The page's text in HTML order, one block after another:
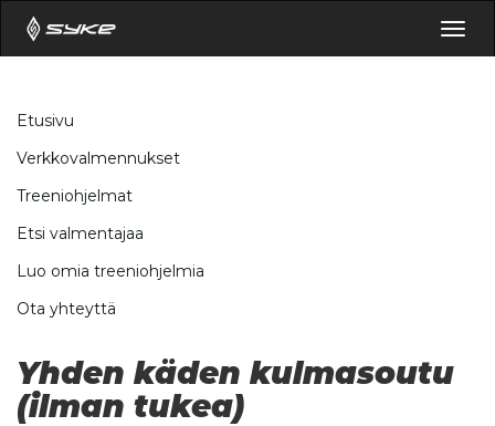
Etusivu
Verkkovalmennukset
Treeniohjelmat
Etsi valmentajaa
Luo omia treeniohjelmia
Ota yhteyttä
Yhden käden kulmasoutu
(ilman tukea)